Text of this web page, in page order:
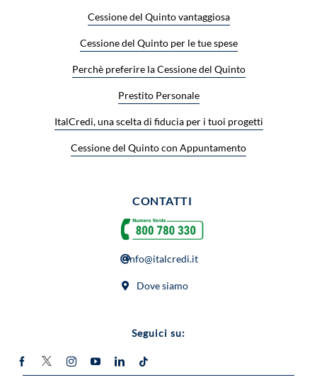
Cessione del Quinto vantaggiosa
Cessione del Quinto per le tue spese
Perchè preferire la Cessione del Quinto
Prestito Personale
ItalCredi, una scelta di fiducia per i tuoi progetti
Cessione del Quinto con Appuntamento
CONTATTI
info@italcredi.it
Dove siamo
Seguici su: